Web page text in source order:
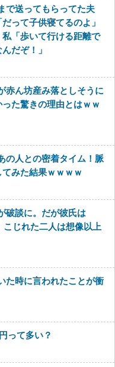
で送ってもらってた夫
って子供寝てるのよ」
「歩いて行ける距離で
だぞ！」
赤ん坊産み落としそうに
た驚きの理由とはｗｗ
の人との密着タイム！脈
みた結果ｗｗｗｗ
破談に。だが彼氏は
こじれた二人は想像以上
た時に言われたことが衝
って多い？